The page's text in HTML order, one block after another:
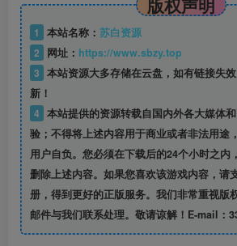
1 本站名称： 苏白资源
2
网址： https://www.sbzy.top
3 本站资源大多存储在云盘，如有链接失
新！
4 本站提供的资源转载自国内外各大媒体
验；不得将上述内容用于商业或者非法用途
用户自负。您必须在下载后的24个小时之内
删除上述内容。如果您喜欢该游戏内容，请
册，得到更好的正版服务。我们非常重视版
邮件与我们联系处理。敬请谅解！E-mail：